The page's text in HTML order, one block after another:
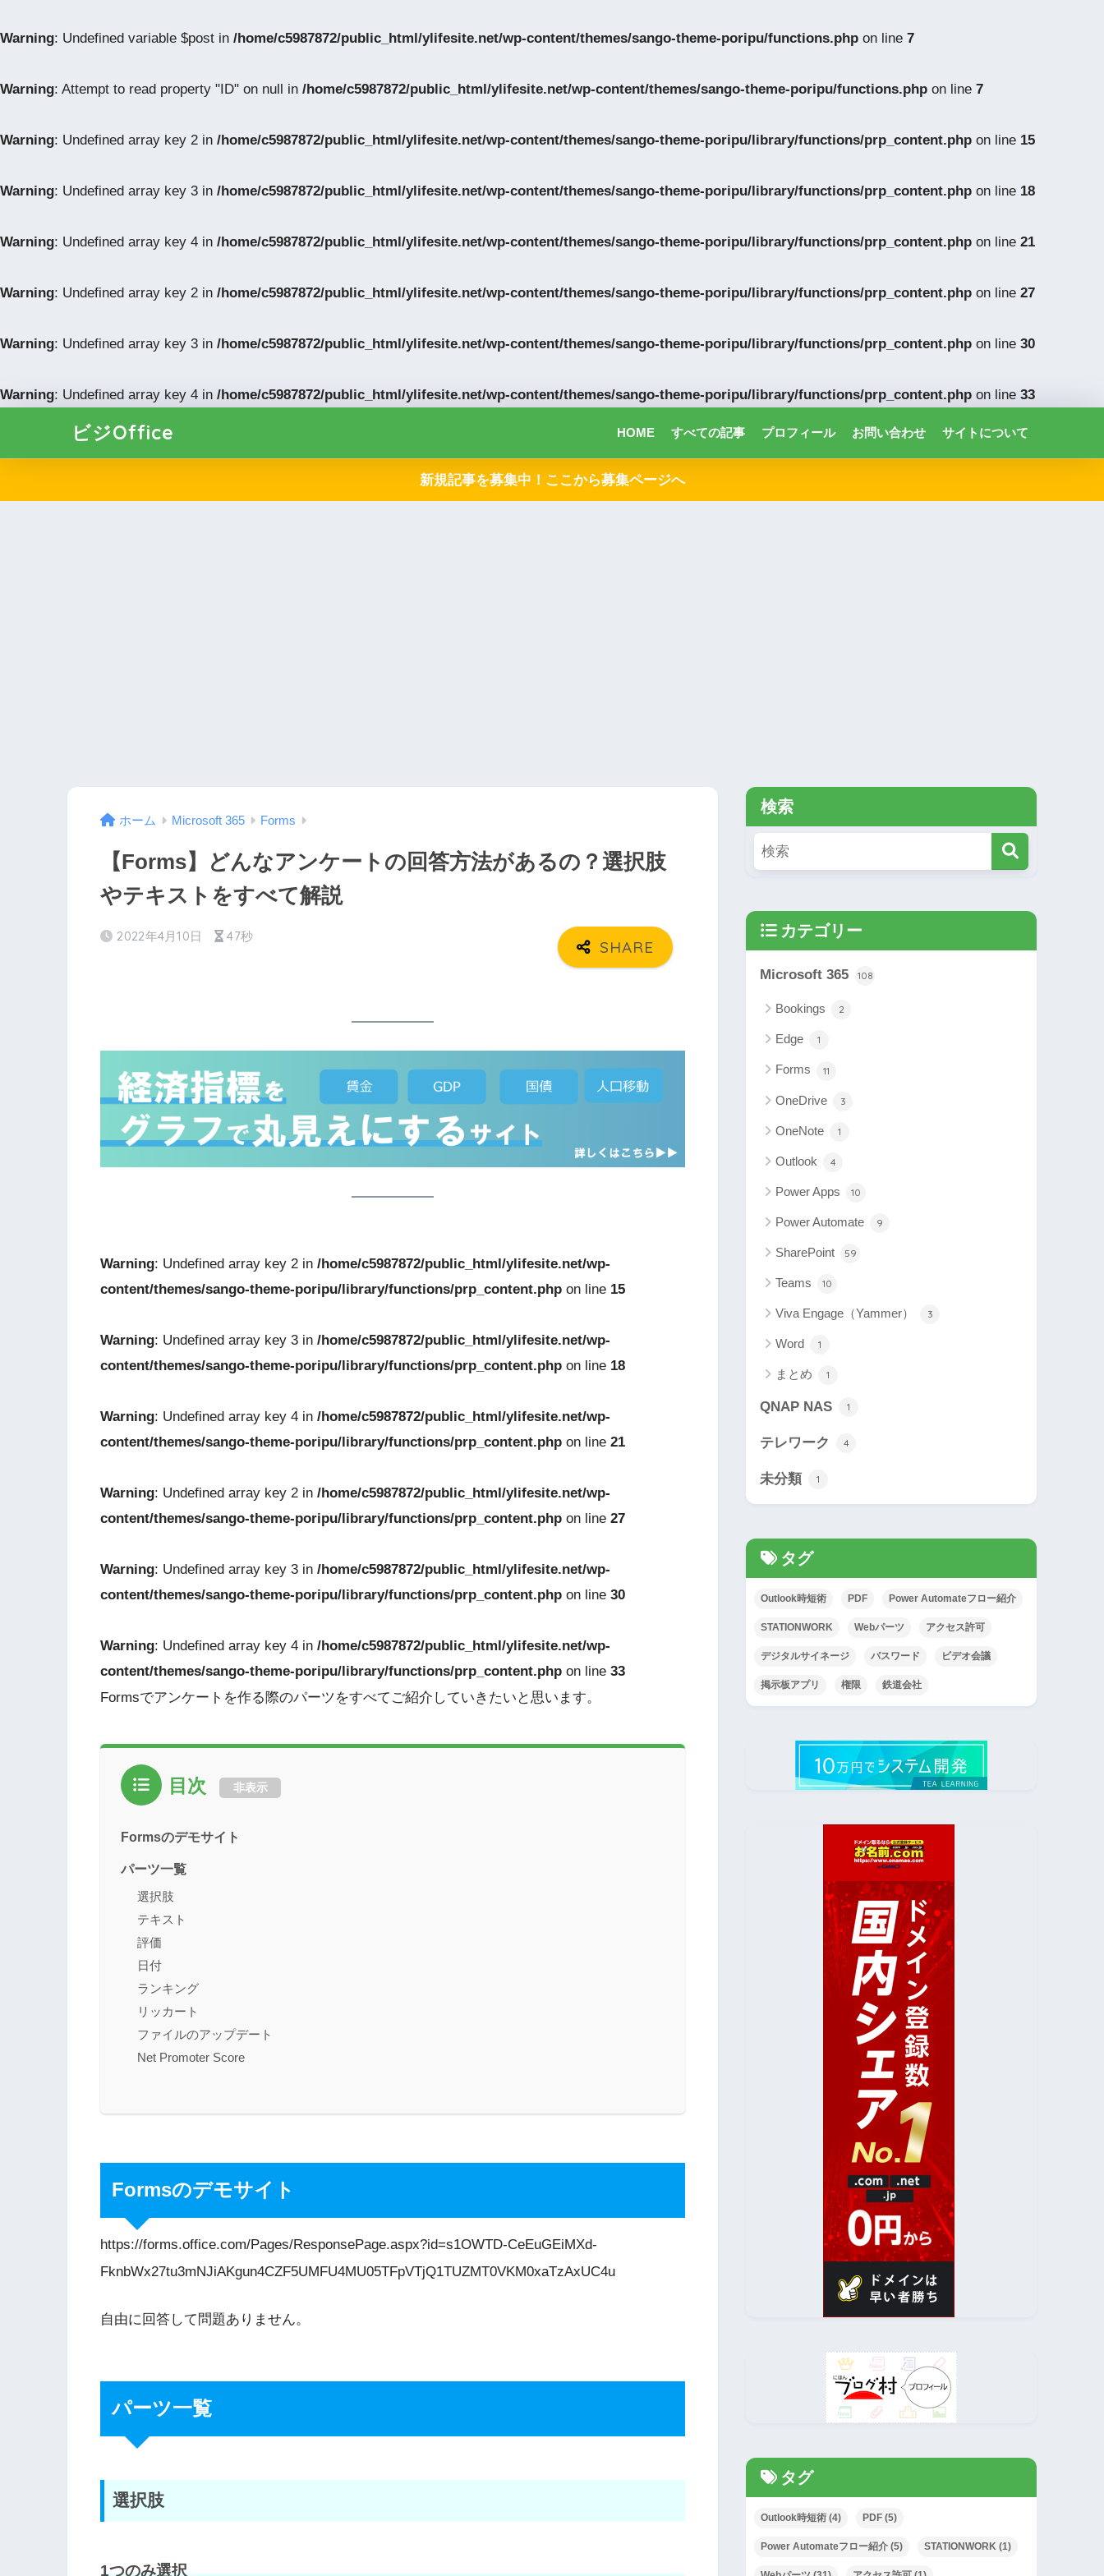
Warning: Undefined variable $post in /home/c5987872/public_html/ylifesite.net/wp-content/themes/sango-theme-poripu/functions.php on line 7
Warning: Attempt to read property "ID" on null in /home/c5987872/public_html/ylifesite.net/wp-content/themes/sango-theme-poripu/functions.php on line 7
Warning: Undefined array key 2 in /home/c5987872/public_html/ylifesite.net/wp-content/themes/sango-theme-poripu/library/functions/prp_content.php on line 15
Warning: Undefined array key 3 in /home/c5987872/public_html/ylifesite.net/wp-content/themes/sango-theme-poripu/library/functions/prp_content.php on line 18
Warning: Undefined array key 4 in /home/c5987872/public_html/ylifesite.net/wp-content/themes/sango-theme-poripu/library/functions/prp_content.php on line 21
Warning: Undefined array key 2 in /home/c5987872/public_html/ylifesite.net/wp-content/themes/sango-theme-poripu/library/functions/prp_content.php on line 27
Warning: Undefined array key 3 in /home/c5987872/public_html/ylifesite.net/wp-content/themes/sango-theme-poripu/library/functions/prp_content.php on line 30
Warning: Undefined array key 4 in /home/c5987872/public_html/ylifesite.net/wp-content/themes/sango-theme-poripu/library/functions/prp_content.php on line 33
ビジOffice HOME すべての記事 プロフィール お問い合わせ サイトについて
新規記事を募集中！ここから募集ページへ
ホーム Microsoft 365 Forms
【Forms】どんなアンケートの回答方法があるの？選択肢
やテキストをすべて解説
2022年4月10日 47秒
Warning: Undefined array key 2 in /home/c5987872/public_html/ylifesite.net/wp-
content/themes/sango-theme-poripu/library/functions/prp_content.php on line 15
Warning: Undefined array key 3 in /home/c5987872/public_html/ylifesite.net/wp-
content/themes/sango-theme-poripu/library/functions/prp_content.php on line 18
Warning: Undefined array key 4 in /home/c5987872/public_html/ylifesite.net/wp-
content/themes/sango-theme-poripu/library/functions/prp_content.php on line 21
Warning: Undefined array key 2 in /home/c5987872/public_html/ylifesite.net/wp-
content/themes/sango-theme-poripu/library/functions/prp_content.php on line 27
Warning: Undefined array key 3 in /home/c5987872/public_html/ylifesite.net/wp-
content/themes/sango-theme-poripu/library/functions/prp_content.php on line 30
Warning: Undefined array key 4 in /home/c5987872/public_html/ylifesite.net/wp-
content/themes/sango-theme-poripu/library/functions/prp_content.php on line 33
Formsでアンケートを作る際のパーツをすべてご紹介していきたいと思います。
目次 非表示
Formsのデモサイト
パーツ一覧
選択肢
テキスト
評価
日付
ランキング
リッカート
ファイルのアップデート
Net Promoter Score
Formsのデモサイト
https://forms.office.com/Pages/ResponsePage.aspx?id=s1OWTD-CeEuGEiMXd-
FknbWx27tu3mNJiAKgun4CZF5UMFU4MU05TFpVTjQ1TUZMT0VKM0xaTzAxUC4u
自由に回答して問題ありません。
パーツ一覧
選択肢
1つのみ選択
検索
カテゴリー
Microsoft 365 108
Bookings 2
Edge 1
Forms 11
OneDrive 3
OneNote 1
Outlook 4
Power Apps 10
Power Automate 9
SharePoint 59
Teams 10
Viva Engage（Yammer） 3
Word 1
まとめ 1
QNAP NAS 1
テレワーク 4
未分類 1
タグ
Outlook時短術 PDF Power Automateフロー紹介
STATIONWORK Webパーツ アクセス許可
デジタルサイネージ パスワード ビデオ会議
掲示板アプリ 権限 鉄道会社
タグ
Outlook時短術 (4) PDF (5)
Power Automateフロー紹介 (5) STATIONWORK (1)